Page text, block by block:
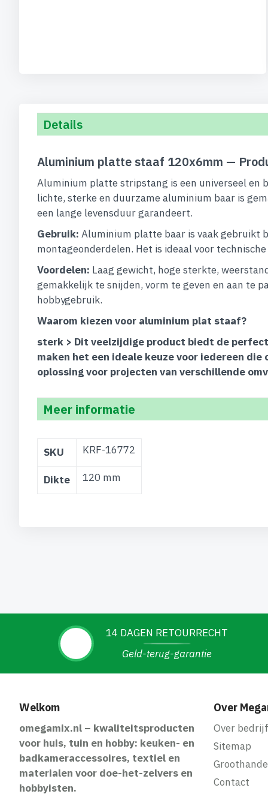
Details
Aluminium platte staaf 120x6mm —
Aluminium platte stripstang is een universeel en
lichte, sterke en duurzame aluminium baar is
een lange levensduur garandeert.
Gebruik: Aluminium platte baar is vaak gebruikt
montageonderdelen. Het is ideaal voor
Voordelen: Laag gewicht, hoge sterkte,
gemakkelijk te snijden, vorm te geven en aan te
hobbygebruik.
Waarom kiezen voor aluminium plat staaf?
sterk > Dit veelzijdige product biedt de
maken het een ideale keuze voor iedereen
oplossing voor projecten van verschillende
Meer informatie
informatie
SKU KRF-16772
Dikte 120 mm
14 DAGEN RETOURRECHT
Geld-terug-garantie
Welkom
omegamix.nl – kwaliteitsproducten
voor huis, tuin en hobby: keuken- en
badkameraccessoires, textiel en
materialen voor doe-het-zelvers en
hobbyisten.
Over
Over bedrijf
Sitemap
Contact